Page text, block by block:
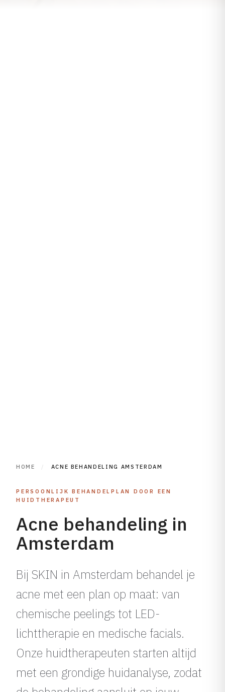
HOME / ACNE BEHANDELING AMSTERDAM
PERSOONLIJK BEHANDELPLAN DOOR EEN
HUIDTHERAPEUT
Acne behandeling in
Amsterdam
Bij SKIN in Amsterdam behandel je
acne met een plan op maat: van
chemische peelings tot LED-
lichttherapie en medische facials.
Onze huidtherapeuten starten altijd
met een grondige huidanalyse, zodat